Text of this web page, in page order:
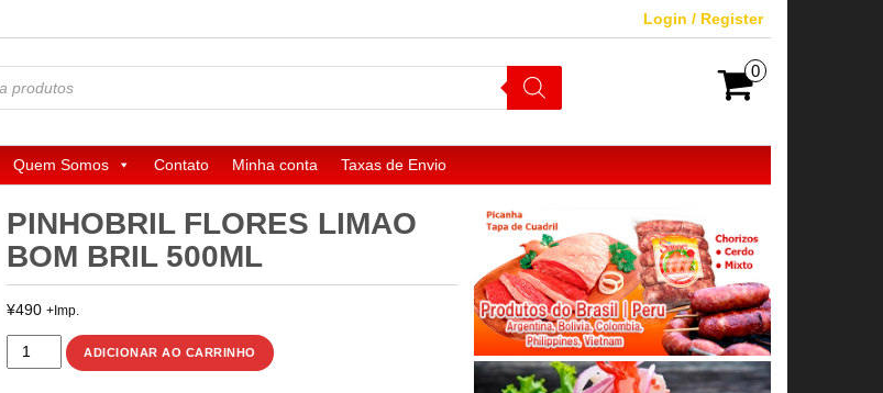
Login / Register
0
Quem Somos Contato Minha conta Taxas de Envio
PINHOBRIL FLORES LIMAO
BOM BRIL 500ML
¥490 +Imp.
PINHOBRIL
FLORES
ADICIONAR AO CARRINHO